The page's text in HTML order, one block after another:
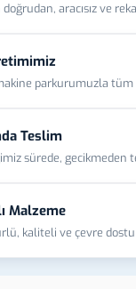
aracısız ve
parkurumuzla tüm
Teslim
sürede, gecikmeden
Malzeme
kaliteli ve çevre